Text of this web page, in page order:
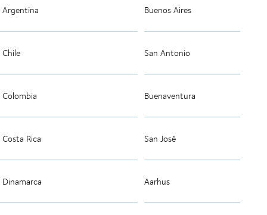
Argentina Buenos Aires
Chile San Antonio
Colombia Buenaventura
Costa Rica San José
Dinamarca Aarhus